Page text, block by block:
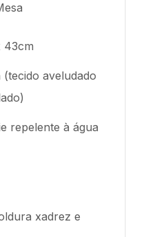
43cm
(tecido aveludado
repelente à água
xadrez e